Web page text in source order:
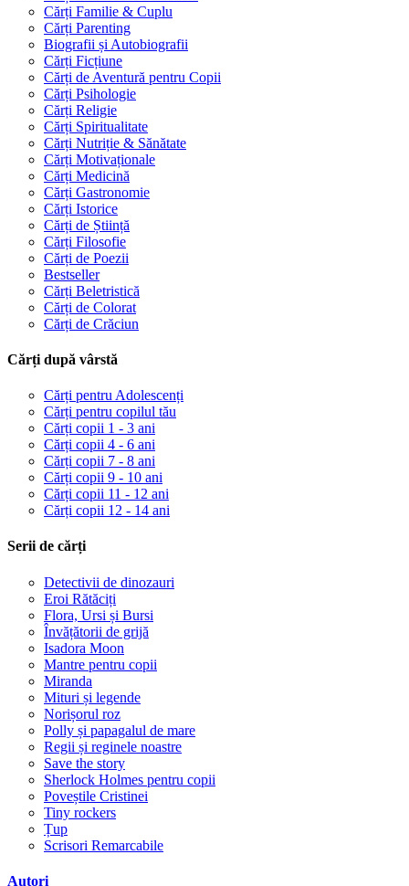
Cărți Familie & Cuplu
Cărți Parenting
Biografii și Autobiografii
Cărți Ficțiune
Cărți de Aventură pentru Copii
Cărți Psihologie
Cărți Religie
Cărți Spiritualitate
Cărți Nutriție & Sănătate
Cărți Motivaționale
Cărți Medicină
Cărți Gastronomie
Cărți Istorice
Cărți de Știință
Cărți Filosofie
Cărți de Poezii
Bestseller
Cărți Beletristică
Cărți de Colorat
Cărți de Crăciun
Cărți după vârstă
Cărți pentru Adolescenți
Cărți pentru copilul tău
Cărți copii 1 - 3 ani
Cărți copii 4 - 6 ani
Cărți copii 7 - 8 ani
Cărți copii 9 - 10 ani
Cărți copii 11 - 12 ani
Cărți copii 12 - 14 ani
Serii de cărți
Detectivii de dinozauri
Eroi Rătăciți
Flora, Ursi și Bursi
Învățătorii de grijă
Isadora Moon
Mantre pentru copii
Miranda
Mituri și legende
Norișorul roz
Polly și papagalul de mare
Regii și reginele noastre
Save the story
Sherlock Holmes pentru copii
Poveștile Cristinei
Tiny rockers
Țup
Scrisori Remarcabile
Autori